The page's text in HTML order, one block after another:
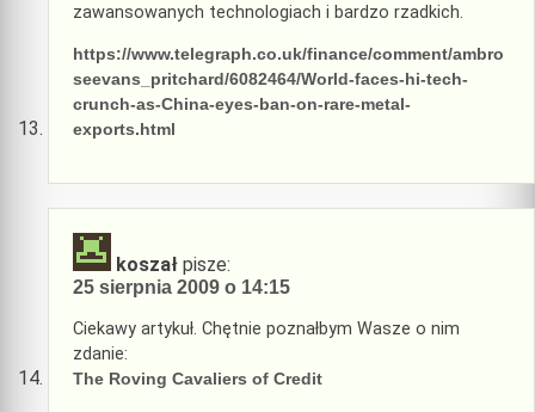
zawansowanych technologiach i bardzo rzadkich.
https://www.telegraph.co.uk/finance/comment/ambro
seevans_pritchard/6082464/World-faces-hi-tech-
crunch-as-China-eyes-ban-on-rare-metal-
exports.html
koszał pisze:
25 sierpnia 2009 o 14:15
Ciekawy artykuł. Chętnie poznałbym Wasze o nim
zdanie:
The Roving Cavaliers of Credit